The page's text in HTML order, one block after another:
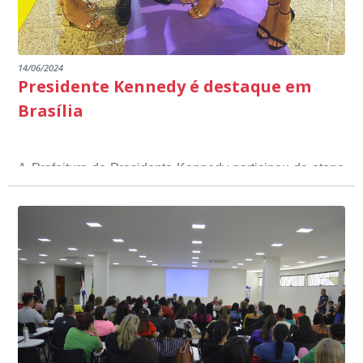
14/06/2024
Presidente Kennedy é destaque em
Brasília
A Prefeitura de Presidente Kennedy participou da etapa
nacional do 12º Prêmio Sebrae Prefeitura
Empreendedora, que visou valorizar e destacar o papel
dos gestores públicos comprometidos com o
desenvolvimento socioeconômico dos municípios, a
partir de iniciativas que estimulam o empreendedorismo,
a competitividade dos pequenos negócios e a
modernização da gestão pública local. O evento
aconteceu nesta terça-feira (11) em Brasília.